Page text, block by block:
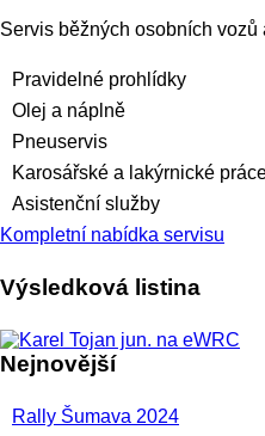
Servis běžných osobních vozů
Pravidelné prohlídky
Olej a náplně
Pneuservis
Karosářské a lakýrnické
Asistenční služby
Kompletní nabídka servisu
Výsledková listina
Nejnovější
Rally Šumava 2024